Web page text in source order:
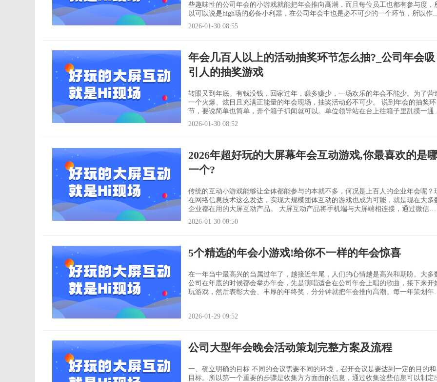
些趣味性的公司年会的小游戏就能把年会推向高潮，而且每位员工也都有参与度，
以可以说是high场的必备小利器，在公司年会中也是必不可少的一个环节，所以作为
hr应该用心的选择一些适合年会的小游戏来带动年会的现场气氛。 那么，有哪些年会
带动气氛的游戏？下面给大家推荐5个最能活跃气氛的年会互动游戏： 年会互动游戏
2026-01-30 08:55
年会几百人以上的活动抽奖环节怎么抽?_公司年会吸
引人的抽奖游戏
转眼又到年底。有钱没钱，回家过年，赚多赚少，一场欢乐的年会不能少。为了营
一个火爆、炫目且充满正能量的年会现场，抽奖活动必不可少。 说到年会的抽奖环
节，要说简单也简单，弄个箱子抓闻就可以。单位领导站在台上往箱子里乱摸一通，
摸到谁谁就上台领奖，虽然看上去比较原始的样子，但却也公平、实用。 转眼又到
年底。有钱没钱，回家过年，赚多赚少，一场欢乐的年会不能少。为了营造一个火
2026-01-30 08:52
2026年超好玩的大屏幕年会互动游戏,你最喜欢的是
一个?
传统的互动小游戏能够让全体都能参与的本就不多，何况是上百人的企业年会呢？
在网络信息技术这么发达，实现大规模团体互动的游戏也成为可能，就是现在大多
企业都在用的大屏互动产品。 大屏互动产品将手机端与大屏端相连接，通过微信扫
码就能参与到大屏游戏，基本上没有什么场地人数限制，只要一台联网电脑和连接电
脑的大屏。下面给大家介绍几款专为年会定制的团体大屏互动小游戏： 1、3D游泳：
2026-01-30 08:50
5个精选的年会小游戏!给你不一样的年会惊喜
在一年当中最高兴的当属过年了，越接近年尾，人们的心情越是高兴和期盼。大多
公司在年底的时候都会举办年会，先是演唱适合在公司年会上唱的歌曲，接下来开
玩游戏，然后表彰大会、丰厚的年终奖，分分钟就把年会推向高潮。每一年策划年会
都有哪些呢？今天小编就为大家介
2026-01-29 09:52
公司大型年会晚会活动策划完整方案及流程
一、确立明确的目标 不同的会议需要不同的环境，召开会议是要达到一定的目的和
目标。所以第一个重要的步骤是收集方方面面的信息，通过收集这些信息可以制定